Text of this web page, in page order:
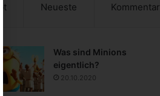
Neueste
Was sind Minions
eigentlich?
20.10.2020